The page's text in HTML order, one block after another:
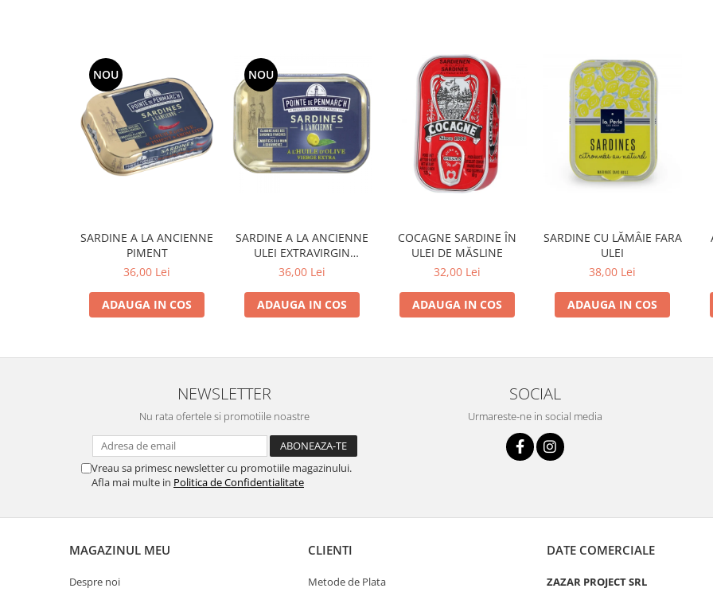
NOU
SARDINE A LA ANCIENNE
PIMENT
36,00 Lei
ADAUGA IN COS
NOU
SARDINE A LA ANCIENNE
ULEI EXTRAVIRGIN
MASLINE
36,00 Lei
ADAUGA IN COS
COCAGNE SARDINE ÎN
ULEI DE MĂSLINE
32,00 Lei
ADAUGA IN COS
SARDINE CU LĂMÂIE FARA
ULEI
38,00 Lei
ADAUGA IN COS
NEWSLETTER
Nu rata ofertele si promotiile noastre
Vreau sa primesc newsletter cu promotiile magazinului.
Afla mai multe in Politica de Confidentialitate
SOCIAL
Urmareste-ne in social media
MAGAZINUL MEU
Despre noi
CLIENTI
Metode de Plata
DATE COMERCIALE
ZAZAR PROJECT SRL